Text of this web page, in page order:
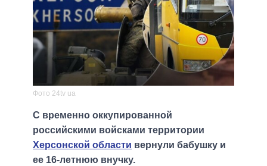
Фото 24tv ua
С временно оккупированной
российскими войсками территории
Херсонской области вернули бабушку и
ее 16-летнюю внучку.